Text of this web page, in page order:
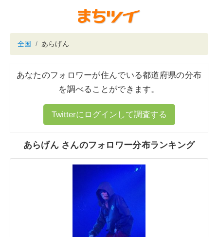
全国 あらげん
あなたのフォロワーが住んでいる都道府県の分布
を調べることができます。
Twitterにログインして調査する
あらげん さんのフォロワー分布ランキング